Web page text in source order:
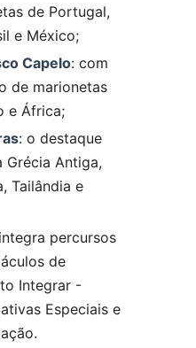
de Portugal,
e México;
Capelo: com
de marionetas
e África;
: o destaque
Grécia Antiga,
Tailândia e
percursos
de
Integrar -
Especiais e